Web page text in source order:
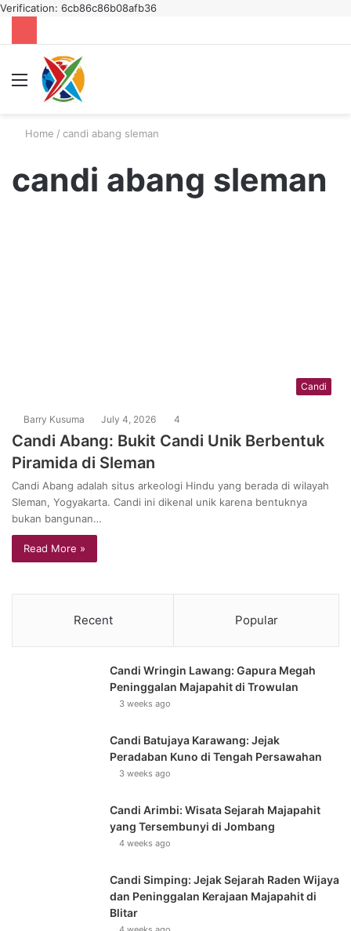
Verification: 6cb86c86b08afb36
Menu
Home / candi abang sleman
candi abang sleman
Candi
Barry Kusuma July 4, 2026 4
Candi Abang: Bukit Candi Unik Berbentuk
Piramida di Sleman
Candi Abang adalah situs arkeologi Hindu yang berada di wilayah
Sleman, Yogyakarta. Candi ini dikenal unik karena bentuknya
bukan bangunan…
Read More »
Recent Popular
Candi Wringin Lawang: Gapura Megah
Peninggalan Majapahit di Trowulan
3 weeks ago
Candi Batujaya Karawang: Jejak
Peradaban Kuno di Tengah Persawahan
3 weeks ago
Candi Arimbi: Wisata Sejarah Majapahit
yang Tersembunyi di Jombang
4 weeks ago
Candi Simping: Jejak Sejarah Raden Wijaya
dan Peninggalan Kerajaan Majapahit di
Blitar